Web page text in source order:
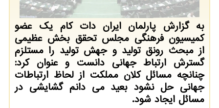
به گزارش پارلمان ایران دات كام یك عضو
كمیسیون فرهنگی مجلس تحقق بخش عظیمی
از مبحث رونق تولید و جهش تولید را مستلزم
گسترش ارتباط جهانی دانست و عنوان كرد:
چنانچه مسائل كلان مملكت از لحاظ ارتباطات
جهانی حل نشود بعید می دانم گشایشی در
مسائل ایجاد شود.